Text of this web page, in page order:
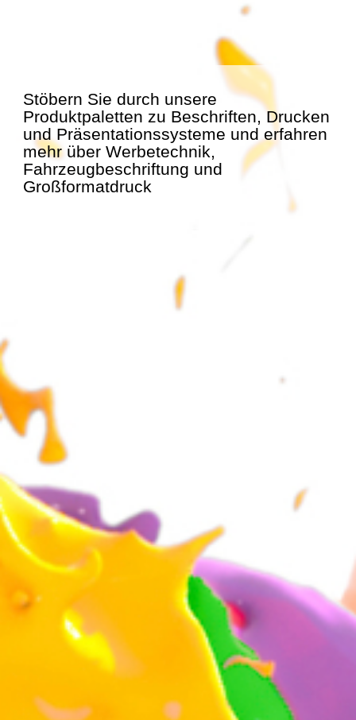
Stöbern Sie durch unsere
Produktpaletten zu Beschriften, Drucken
und Präsentationssysteme und erfahren
mehr über Werbetechnik,
Fahrzeugbeschriftung und
Großformatdruck